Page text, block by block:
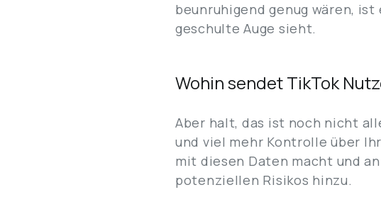
beunruhigend genug wären,
geschulte Auge sieht.
Wohin sendet TikTok
Aber halt, das ist noch nicht
und viel mehr Kontrolle über
mit diesen Daten macht und
potenziellen Risikos hinzu.